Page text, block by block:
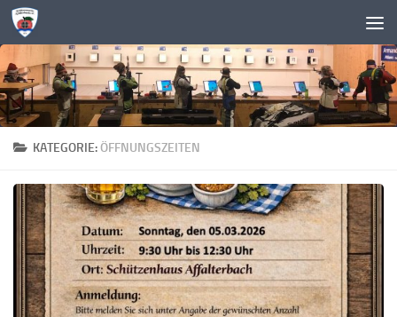
Zum Inhalt springen
KATEGORIE:ÖFFNUNGSZEITEN